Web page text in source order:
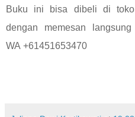
Buku ini bisa dibeli di
dengan memesan
WA +61451653470